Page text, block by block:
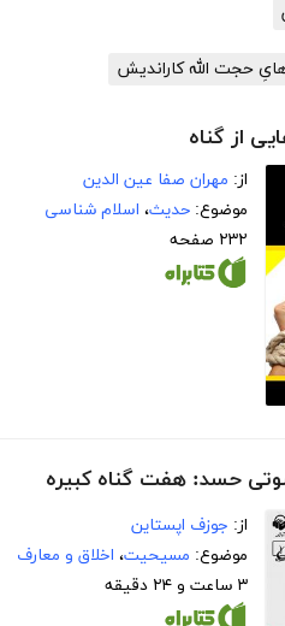
حجت الله کاراندیش
از گناه
از: مهران صفا عین الدین
موضوع: حدیث، اسلام شناسی
۲۳۲ صفحه
حسد: هفت گناه کبیره
از: جوزف اپستاین
موضوع: مسیحیت، اخلاق و معارف
۳ ساعت و ۲۴ دقیقه